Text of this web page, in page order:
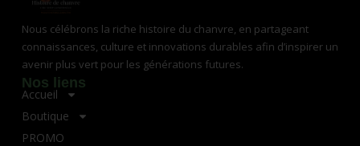
Nous célébrons la riche histoire du chanvre, en partageant
connaissances, culture et innovations durables afin d’inspirer un
avenir plus vert pour les générations futures.
Nos liens
Accueil
Boutique
PROMO